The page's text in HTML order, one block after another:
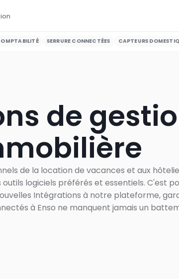
SERRURE CONNECTÉES CAPTEURS
de
de la location de vacances et aux
logiciels préférés et essentiels. C'est
Intégrations à notre plateforme,
à Enso ne manquent jamais un